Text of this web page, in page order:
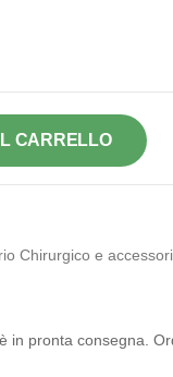
CARRELLO
Chirurgico e accessori
in pronta consegna.